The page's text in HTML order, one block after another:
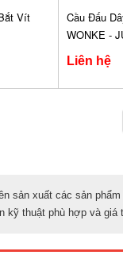
Vít
Cầu Đấu
WONKE -
Liên hệ
sản xuất các sản
kỹ thuật phù hợp và giá